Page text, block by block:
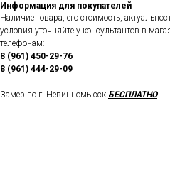
Информация для покупателей
Наличие товара, его стоимость,
условия уточняйте у консультантов в
телефонам:
8 (961) 450-29-76
8 (961) 444-29-09
Замер по г. Невинномысск БЕСПЛАТНО